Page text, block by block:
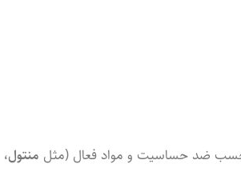
چسب ضد حساسیت و مواد فعال (مثل منتول،